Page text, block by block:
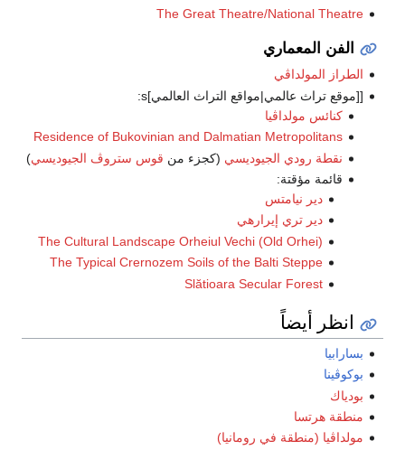
The Great Theatre/National Theatre
الفن المعماري
الطراز المولداڤي
[[موقع تراث عالمي|مواقع التراث العالمي]s:
كنائس مولداڤيا
Residence of Bukovinian and Dalmatian Metropolitans
نقطة رودي الجيوديسي (كجزء من قوس ستروڤ الجيوديسي)
قائمة مؤقتة:
دير نيامتس
دير تري إيرارهي
The Cultural Landscape Orheiul Vechi (Old Orhei)
The Typical Crernozem Soils of the Balti Steppe
Slătioara Secular Forest
انظر أيضاً
بسارابيا
بوكوڤينا
بودياك
منطقة هرتسا
مولداڤيا (منطقة في رومانيا)